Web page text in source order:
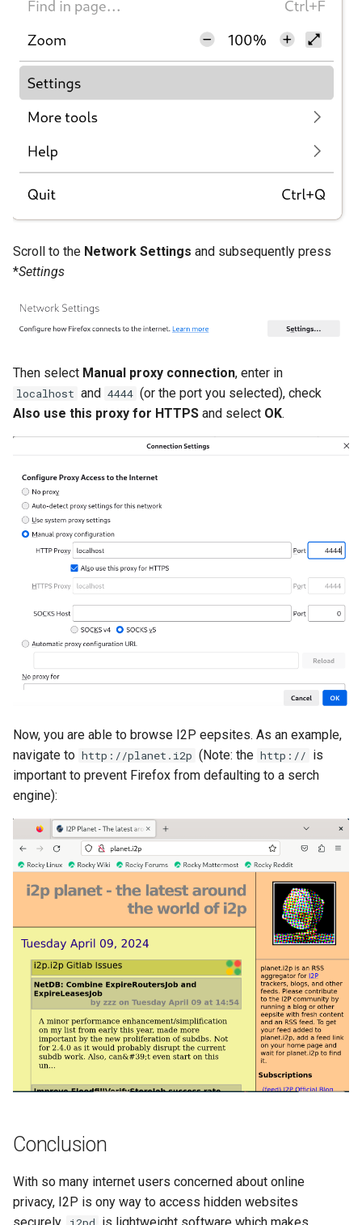
Scroll to the Network Settings and subsequently press
*Settings
Then select Manual proxy connection, enter in
localhost and 4444 (or the port you selected), check
Also use this proxy for HTTPS and select OK.
Now, you are able to browse I2P eepsites. As an example,
navigate to http://planet.i2p (Note: the http:// is
important to prevent Firefox from defaulting to a serch
engine):
Conclusion
With so many internet users concerned about online
privacy, I2P is ony way to access hidden websites
securely.
is lightweight software which makes